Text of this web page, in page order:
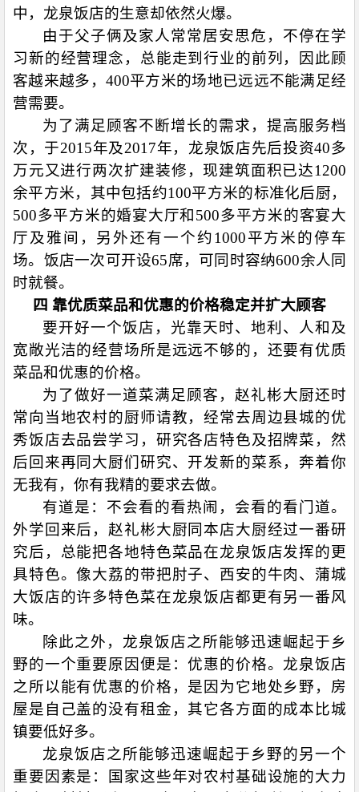
中，龙泉饭店的生意却依然火爆。
由于父子俩及家人常常居安思危，不停在学
习新的经营理念，总能走到行业的前列，因此顾
客越来越多， 400平方米的场地已远远不能满足经
营需要。
为了满足顾客不断增长的需求，提高服务档
次，于2015年及2017年，龙泉饭店先后投资40多
万元又进行两次扩建装修，现建筑面积已达1200
余平方米，其中包括约100平方米的标准化后厨，
500多平方米的婚宴大厅和 500多平方米的客宴大
厅及雅间，另外还有一个约1000平方米的停车
场。饭店一次可开设65席，可同时容纳600余人同
时就餐。
四 靠优质菜品和优惠的价格稳定并扩大顾客
要开好一个饭店，光靠天时、地利、人和及
宽敞光洁的经营场所是远远不够的，还要有优质
菜品和优惠的价格。
为了做好一道菜满足顾客，赵礼彬大厨还时
常向当地农村的厨师请教，经常去周边县城的优
秀饭店去品尝学习，研究各店特色及招牌菜，然
后回来再同大厨们研究、开发新的菜系，奔着你
无我有，你有我精的要求去做。
有道是：不会看的看热闹，会看的看门道。
外学回来后，赵礼彬大厨同本店大厨经过一番研
究后，总能把各地特色菜品在龙泉饭店发挥的更
具特色。像大荔的带把肘子、西安的牛肉、蒲城
大饭店的许多特色菜在龙泉饭店都更有另一番风
味。
除此之外，龙泉饭店之所能够迅速崛起于乡
野的一个重要原因便是：优惠的价格。龙泉饭店
之所以能有优惠的价格，是因为它地处乡野，房
屋是自己盖的没有租金，其它各方面的成本比城
镇要低好多。
龙泉饭店之所能够迅速崛起于乡野的另一个
重要因素是：国家这些年对农村基础设施的大力